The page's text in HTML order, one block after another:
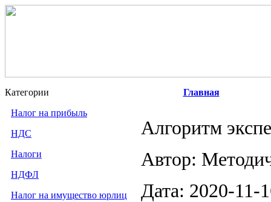
Категории
Налог на прибыль
НДС
Налоги
НДФЛ
Налог на имущество юрлиц
Главная
Алгоритм
Автор:
Дата: 2020-11-